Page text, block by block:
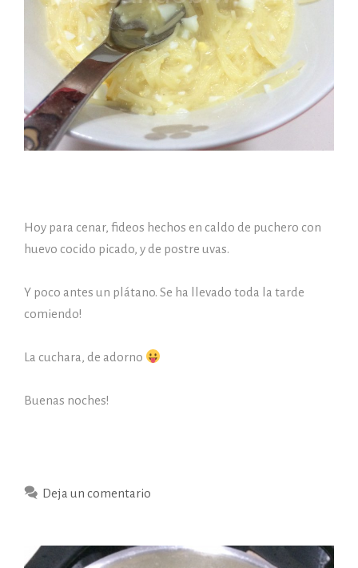
Hoy para cenar, fideos hechos en caldo de puchero con
huevo cocido picado, y de postre uvas.
Y poco antes un plátano. Se ha llevado toda la tarde
comiendo!
La cuchara, de adorno
Buenas noches!
Deja un comentario